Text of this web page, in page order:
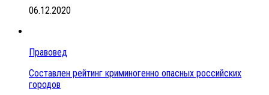
06.12.2020
Правовед
Составлен рейтинг криминогенно опасных российских
городов